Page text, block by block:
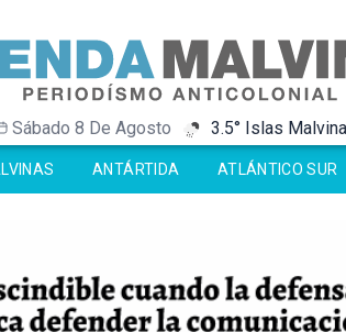
Sábado 8 De Agosto -32.4° Antártida
-2° Ushuaia
3.5° Islas
-32.4° Antártida
-2° Ushuaia
ANTÁRTIDA ATLÁNTICO SUR